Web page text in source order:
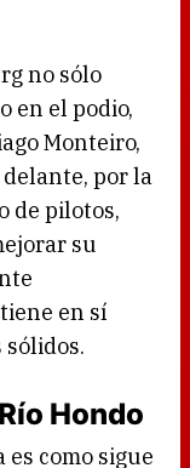
no sólo
en el podio,
Monteiro,
por la
de pilotos,
su
en sí
Hondo
es como sigue